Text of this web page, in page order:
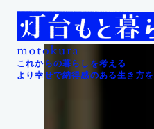
これからの暮らしを考える
より幸せで納得感のある生き方を